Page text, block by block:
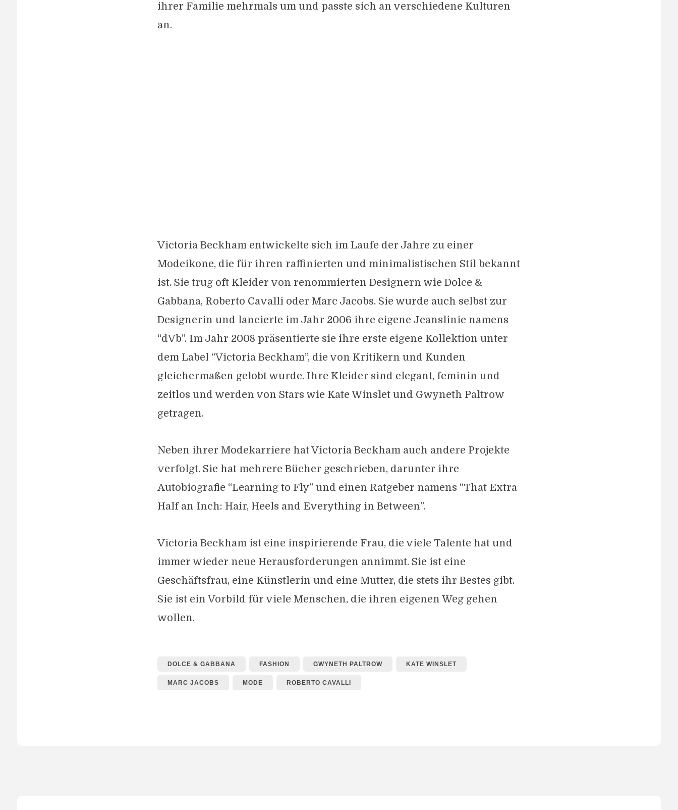
ihrer Familie mehrmals um und passte sich an verschiedene Kulturen
an.
Victoria Beckham entwickelte sich im Laufe der Jahre zu einer
Modeikone, die für ihren raffinierten und minimalistischen Stil bekannt
ist. Sie trug oft Kleider von renommierten Designern wie Dolce &
Gabbana, Roberto Cavalli oder Marc Jacobs. Sie wurde auch selbst zur
Designerin und lancierte im Jahr 2006 ihre eigene Jeanslinie namens
“dVb”. Im Jahr 2008 präsentierte sie ihre erste eigene Kollektion unter
dem Label “Victoria Beckham”, die von Kritikern und Kunden
gleichermaßen gelobt wurde. Ihre Kleider sind elegant, feminin und
zeitlos und werden von Stars wie Kate Winslet und Gwyneth Paltrow
getragen.
Neben ihrer Modekarriere hat Victoria Beckham auch andere Projekte
verfolgt. Sie hat mehrere Bücher geschrieben, darunter ihre
Autobiografie “Learning to Fly” und einen Ratgeber namens “That Extra
Half an Inch: Hair, Heels and Everything in Between”.
Victoria Beckham ist eine inspirierende Frau, die viele Talente hat und
immer wieder neue Herausforderungen annimmt. Sie ist eine
Geschäftsfrau, eine Künstlerin und eine Mutter, die stets ihr Bestes gibt.
Sie ist ein Vorbild für viele Menschen, die ihren eigenen Weg gehen
wollen.
DOLCE & GABBANA FASHION GWYNETH PALTROW KATE WINSLET
MARC JACOBS MODE ROBERTO CAVALLI